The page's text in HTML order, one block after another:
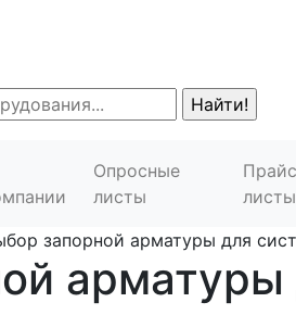
Опросные
листы
листы
запорной арматуры для
арматуры